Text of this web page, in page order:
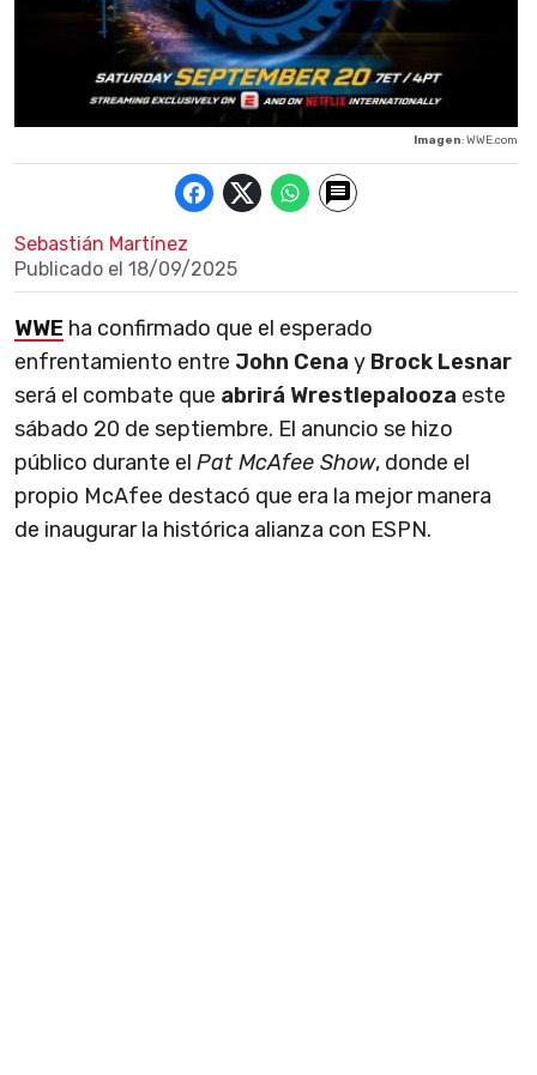
Imagen: WWE.com
Sebastián Martínez
Publicado el 18/09/2025
WWE ha confirmado que el esperado
enfrentamiento entre John Cena y Brock Lesnar
será el combate que abrirá Wrestlepalooza este
sábado 20 de septiembre. El anuncio se hizo
público durante el Pat McAfee Show, donde el
propio McAfee destacó que era la mejor manera
de inaugurar la histórica alianza con ESPN.